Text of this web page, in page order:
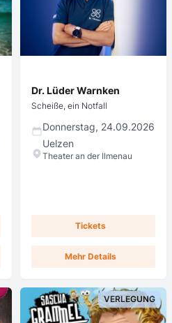
Dr. Lüder Warnken
Scheiße, ein Notfall
Donnerstag, 24.09.2026
Uelzen
Theater an der Ilmenau
Tickets
Mehr Details
VERLEGUNG